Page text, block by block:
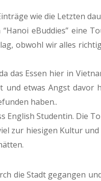
wie die Letzten
eBuddies” eine
obwohl wir alles
das Essen hier in
und etwas Angst
haben..
English Studentin. Die
zur hiesigen Kultur
die Stadt gegangen